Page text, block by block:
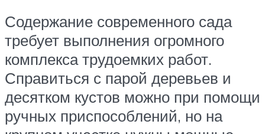
Содержание современного сада
требует выполнения огромного
комплекса трудоемких работ.
Справиться с парой деревьев и
десятком кустов можно при помощи
ручных приспособлений, но на